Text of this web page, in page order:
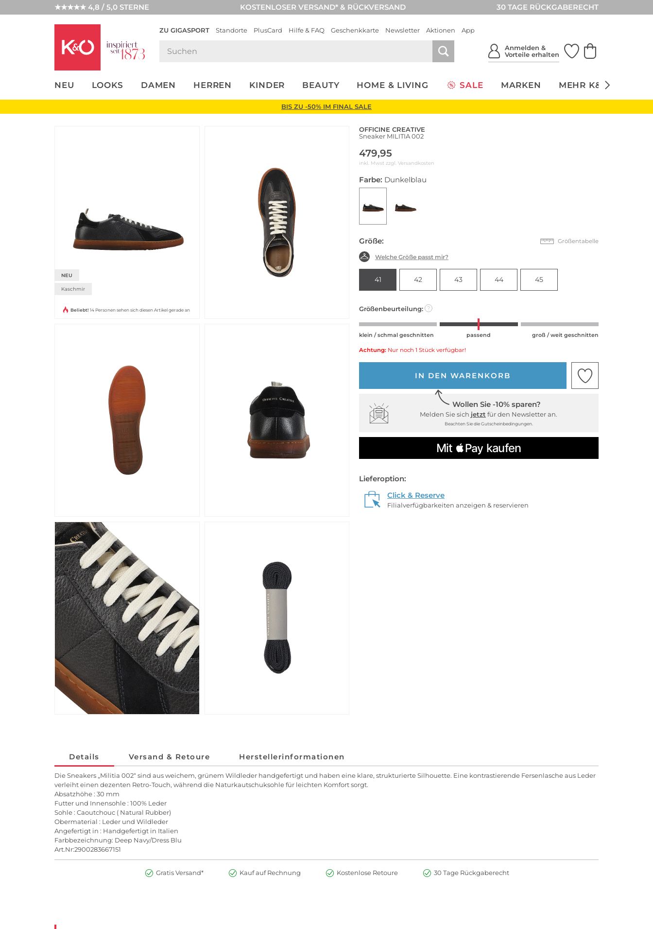
★★★★★ 4,8 / 5,0 STERNE KOSTENLOSER VERSAND* & RÜCKVERSAND 30 TAGE RÜCKGABERECHT
ZU GIGASPORT Standorte PlusCard Hilfe & FAQ Geschenkkarte Newsletter Aktionen App
Anmelden &
Vorteile erhalten
NEU LOOKS DAMEN HERREN KINDER BEAUTY HOME & LIVING SALE MARKEN MEHR K&Ö
UNSERE APP
CLICK &
BIS ZU -50% IM FINAL SALE
NEU
Kaschmir
Beliebt! 14 Personen sehen sich diesen Artikel gerade an
OFFICINE CREATIVE
Sneaker MILITIA 002
479,95
inkl. Mwst zzgl. Versandkosten
Farbe: Dunkelblau
Größe: Größentabelle
Welche Größe passt mir?
41 42 43 44 45
Größenbeurteilung: ?
klein / schmal geschnitten passend groß / weit geschnitten
Achtung: Nur noch 1 Stück verfügbar!
IN DEN WARENKORB
Wollen Sie -10% sparen?
Melden Sie sich jetzt für den Newsletter an.
Beachten Sie die Gutscheinbedingungen.
Lieferoption:
Click & Reserve
Filialverfügbarkeiten anzeigen & reservieren
Details Versand & Retoure Herstellerinformationen
Die Sneakers „Militia 002“ sind aus weichem, grünem Wildleder handgefertigt und haben eine klare, strukturierte Silhouette. Eine kontrastierende Fersenlasche aus Leder
verleiht einen dezenten Retro-Touch, während die Naturkautschuksohle für leichten Komfort sorgt.
Absatzhöhe : 30 mm
Futter und Innensohle : 100% Leder
Sohle : Caoutchouc ( Natural Rubber)
Obermaterial : Leder und Wildleder
Angefertigt in : Handgefertigt in Italien
Farbbezeichnung: Deep Navy/Dress Blu
Art.Nr:2900283667151
Gratis Versand* Kauf auf Rechnung Kostenlose Retoure 30 Tage Rückgaberecht